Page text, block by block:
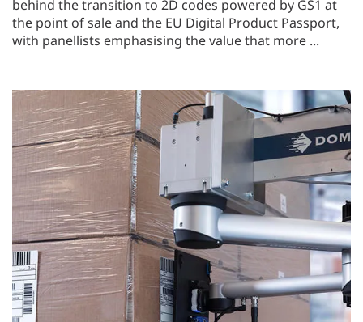
behind the transition to 2D codes powered by GS1 at
the point of sale and the EU Digital Product Passport,
with panellists emphasising the value that more ...